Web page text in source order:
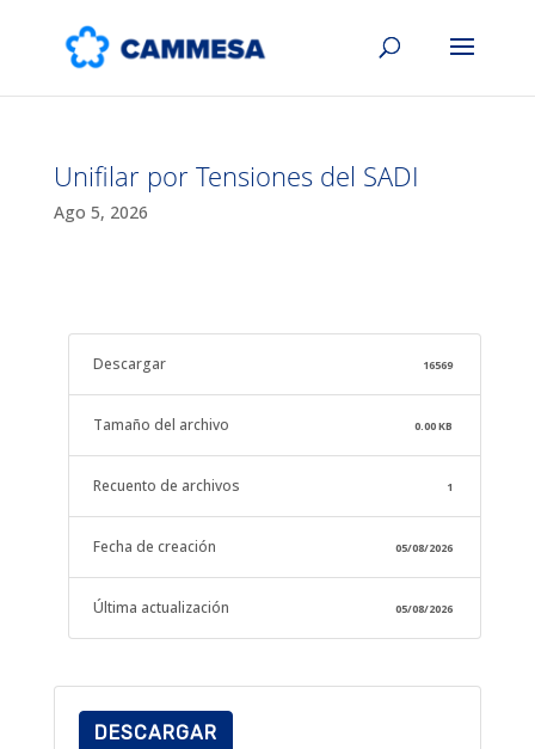
Unifilar por Tensiones del SADI
Ago 5, 2026
Descargar 16569
Tamaño del archivo 0.00 KB
Recuento de archivos 1
Fecha de creación 05/08/2026
Última actualización 05/08/2026
DESCARGAR